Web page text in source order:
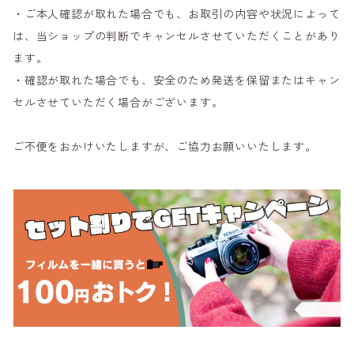
・ご本人確認が取れた場合でも、お取引の内容や状況によって
は、当ショップの判断でキャンセルさせていただくことがあり
ます。
・確認が取れた場合でも、安全のため発送を保留またはキャン
セルさせていただく場合がございます。
ご不便をおかけいたしますが、ご協力お願いいたします。